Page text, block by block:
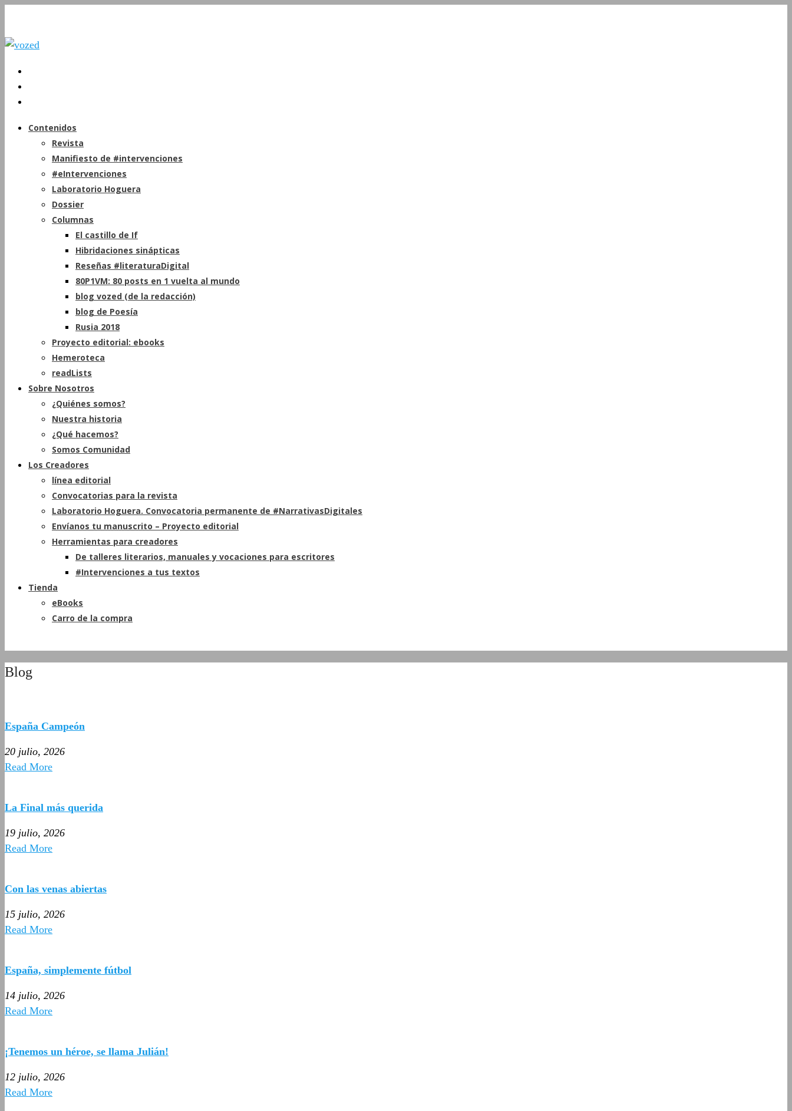
Contenidos
Revista
Manifiesto de #intervenciones
#eIntervenciones
Laboratorio Hoguera
Dossier
Columnas
El castillo de If
Hibridaciones sinápticas
Reseñas #literaturaDigital
80P1VM: 80 posts en 1 vuelta al mundo
blog vozed (de la redacción)
blog de Poesía
Rusia 2018
Proyecto editorial: ebooks
Hemeroteca
readLists
Sobre Nosotros
¿Quiénes somos?
Nuestra historia
¿Qué hacemos?
Somos Comunidad
Los Creadores
línea editorial
Convocatorias para la revista
Laboratorio Hoguera. Convocatoria permanente de #NarrativasDigitales
Envíanos tu manuscrito – Proyecto editorial
Herramientas para creadores
De talleres literarios, manuales y vocaciones para escritores
#Intervenciones a tus textos
Tienda
eBooks
Carro de la compra
Blog
España Campeón
20 julio, 2026
Read More
La Final más querida
19 julio, 2026
Read More
Con las venas abiertas
15 julio, 2026
Read More
España, simplemente fútbol
14 julio, 2026
Read More
¡Tenemos un héroe, se llama Julián!
12 julio, 2026
Read More